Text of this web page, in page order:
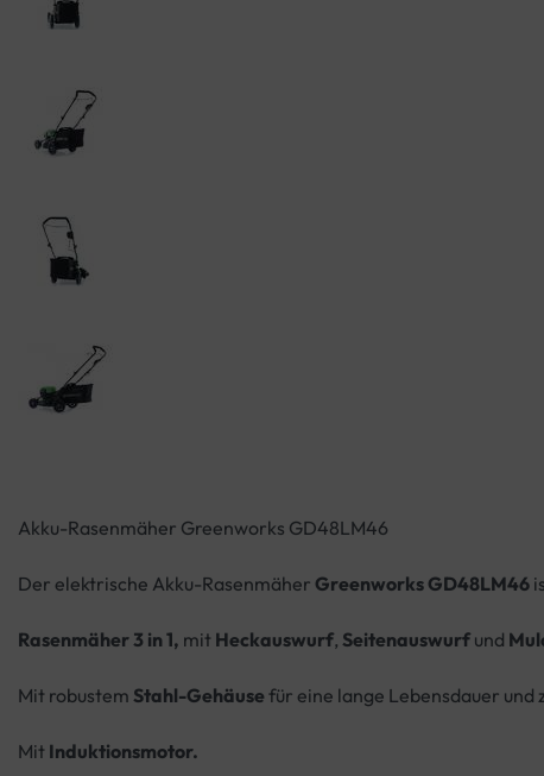
Akku-Rasenmäher Greenworks GD48LM46
Der elektrische Akku-Rasenmäher Greenworks GD48LM46
Rasenmäher 3 in 1, mit Heckauswurf, Seitenauswurf und
Mit robustem Stahl-Gehäuse für eine lange Lebensdauer und
Mit Induktionsmotor.